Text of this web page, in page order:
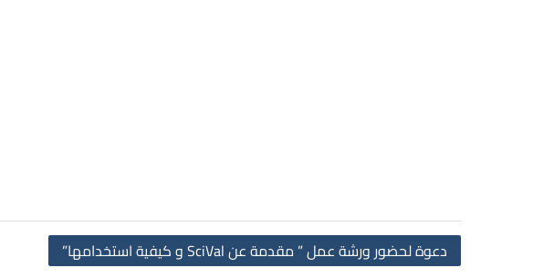
دعوة لحضور ورشة عمل ” مقدمة عن SciVal و كيفية استخدامها”